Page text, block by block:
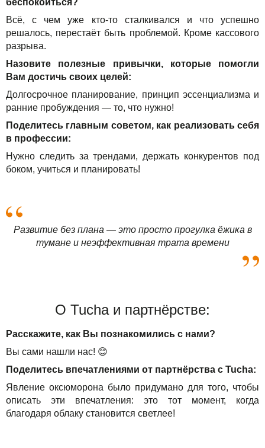
беспокоиться?
Всё, с чем уже кто-то сталкивался и что успешно
решалось, перестаёт быть проблемой. Кроме кассового
разрыва.
Назовите полезные привычки, которые помогли
Вам достичь своих целей:
Долгосрочное планирование, принцип эссенциализма и
ранние пробуждения — то, что нужно!
Поделитесь главным советом, как реализовать себя
в профессии:
Нужно следить за трендами, держать конкурентов под
боком, учиться и планировать!
Развитие без плана — это просто прогулка ёжика в
тумане и неэффективная трата времени
О Tucha и партнёрстве:
Расскажите, как Вы познакомились с нами?
Вы сами нашли нас! 😊
Поделитесь впечатлениями от партнёрства с Tucha:
Явление оксюморона было придумано для того, чтобы
описать эти впечатления: это тот момент, когда
благодаря облаку становится светлее!